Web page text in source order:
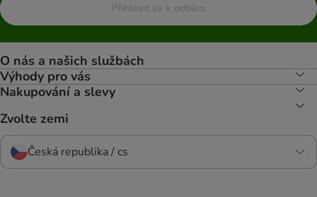
Přihlásit se k odběru
O nás a našich službách
Výhody pro vás
Nakupování a slevy
Zvolte zemi
Česká republika / cs